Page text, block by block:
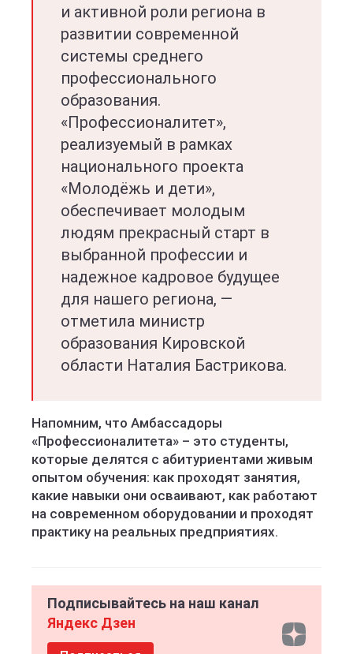
и активной роли региона в
развитии современной
системы среднего
профессионального
образования.
«Профессионалитет»,
реализуемый в рамках
национального проекта
«Молодёжь и дети»,
обеспечивает молодым
людям прекрасный старт в
выбранной профессии и
надежное кадровое будущее
для нашего региона, —
отметила министр
образования Кировской
области Наталия Бастрикова.
Напомним, что Амбассадоры
«Профессионалитета» – это студенты,
которые делятся с абитуриентами живым
опытом обучения: как проходят занятия,
какие навыки они осваивают, как работают
на современном оборудовании и проходят
практику на реальных предприятиях.
Подписывайтесь на наш канал
Яндекс Дзен